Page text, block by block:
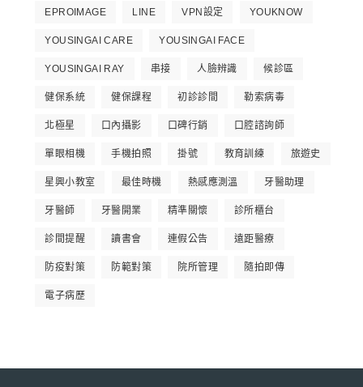
EPROIMAGE LINE VPN設定 YOUKNOW
YOUSINGAI CARE YOUSINGAI FACE
YOUSINGAI RAY 串接 人臉辨識 候診區
健保系統 健保課程 初診診間 勒索病毒
北極星 口內攝影 口碑行銷 口腔諮詢師
單眼相機 手機拍照 掛號 教育訓練 旅遊史
星興小教室 最佳時機 熱感應測溫 牙醫助理
牙醫師 牙醫開業 精準關懷 診所櫃台
診間提醒 讀書會 連假公告 遠距醫療
防疫對策 防範對策 院所管理 隨拍即傳
電子病歷